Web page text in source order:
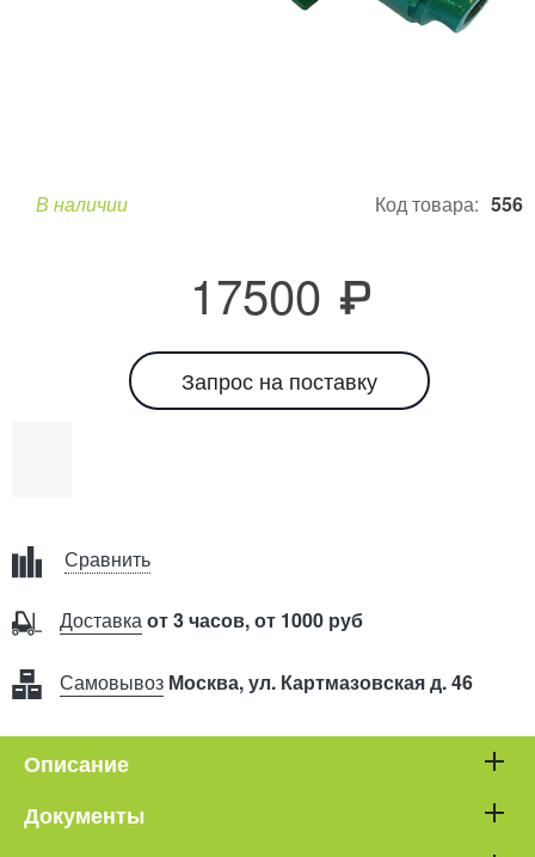
В наличии Код товара: 556
17500
Запрос на поставку
Сравнить
Доставкаот 3 часов, от 1000 руб
Самовывоз Москва, ул. Картмазовская д. 46
Описание
Документы